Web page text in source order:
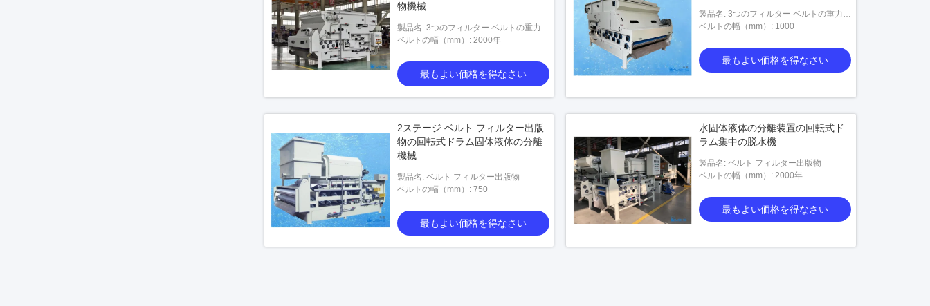
物機械
製品名: 3つのフィルター ベルトの重力ベ
ルト
ベルトの幅（mm）: 2000年
最もよい価格を得なさい
製品名: 3つのフィルター ベルトの重力ベ
ルトの標準的なタイプ
ベルトの幅（mm）: 1000
最もよい価格を得なさい
2ステージ ベルト フィルター出版
物の回転式ドラム固体液体の分離
機械
製品名: ベルト フィルター出版物
ベルトの幅（mm）: 750
最もよい価格を得なさい
水固体液体の分離装置の回転式ド
ラム集中の脱水機
製品名: ベルト フィルター出版物
ベルトの幅（mm）: 2000年
最もよい価格を得なさい